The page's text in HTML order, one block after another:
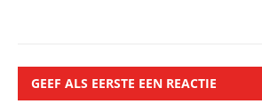
GEEF ALS EERSTE EEN REACTIE